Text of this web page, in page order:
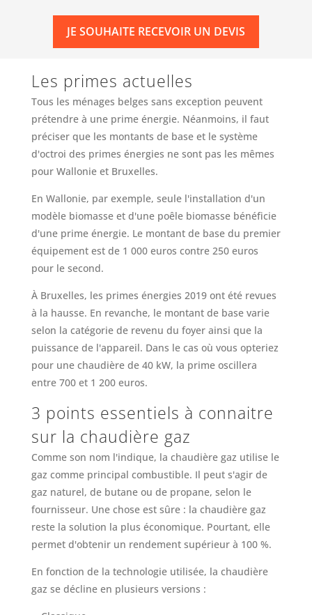
JE SOUHAITE RECEVOIR UN DEVIS
Les primes actuelles
Tous les ménages belges sans exception peuvent
prétendre à une prime énergie. Néanmoins, il faut
préciser que les montants de base et le système
d'octroi des primes énergies ne sont pas les mêmes
pour Wallonie et Bruxelles.
En Wallonie, par exemple, seule l'installation d'un
modèle biomasse et d'une poêle biomasse bénéficie
d'une prime énergie. Le montant de base du premier
équipement est de 1 000 euros contre 250 euros
pour le second.
À Bruxelles, les primes énergies 2019 ont été revues
à la hausse. En revanche, le montant de base varie
selon la catégorie de revenu du foyer ainsi que la
puissance de l'appareil. Dans le cas où vous opteriez
pour une chaudière de 40 kW, la prime oscillera
entre 700 et 1 200 euros.
3 points essentiels à connaitre
sur la chaudière gaz
Comme son nom l'indique, la chaudière gaz utilise le
gaz comme principal combustible. Il peut s'agir de
gaz naturel, de butane ou de propane, selon le
fournisseur. Une chose est sûre : la chaudière gaz
reste la solution la plus économique. Pourtant, elle
permet d'obtenir un rendement supérieur à 100 %.
En fonction de la technologie utilisée, la chaudière
gaz se décline en plusieurs versions :